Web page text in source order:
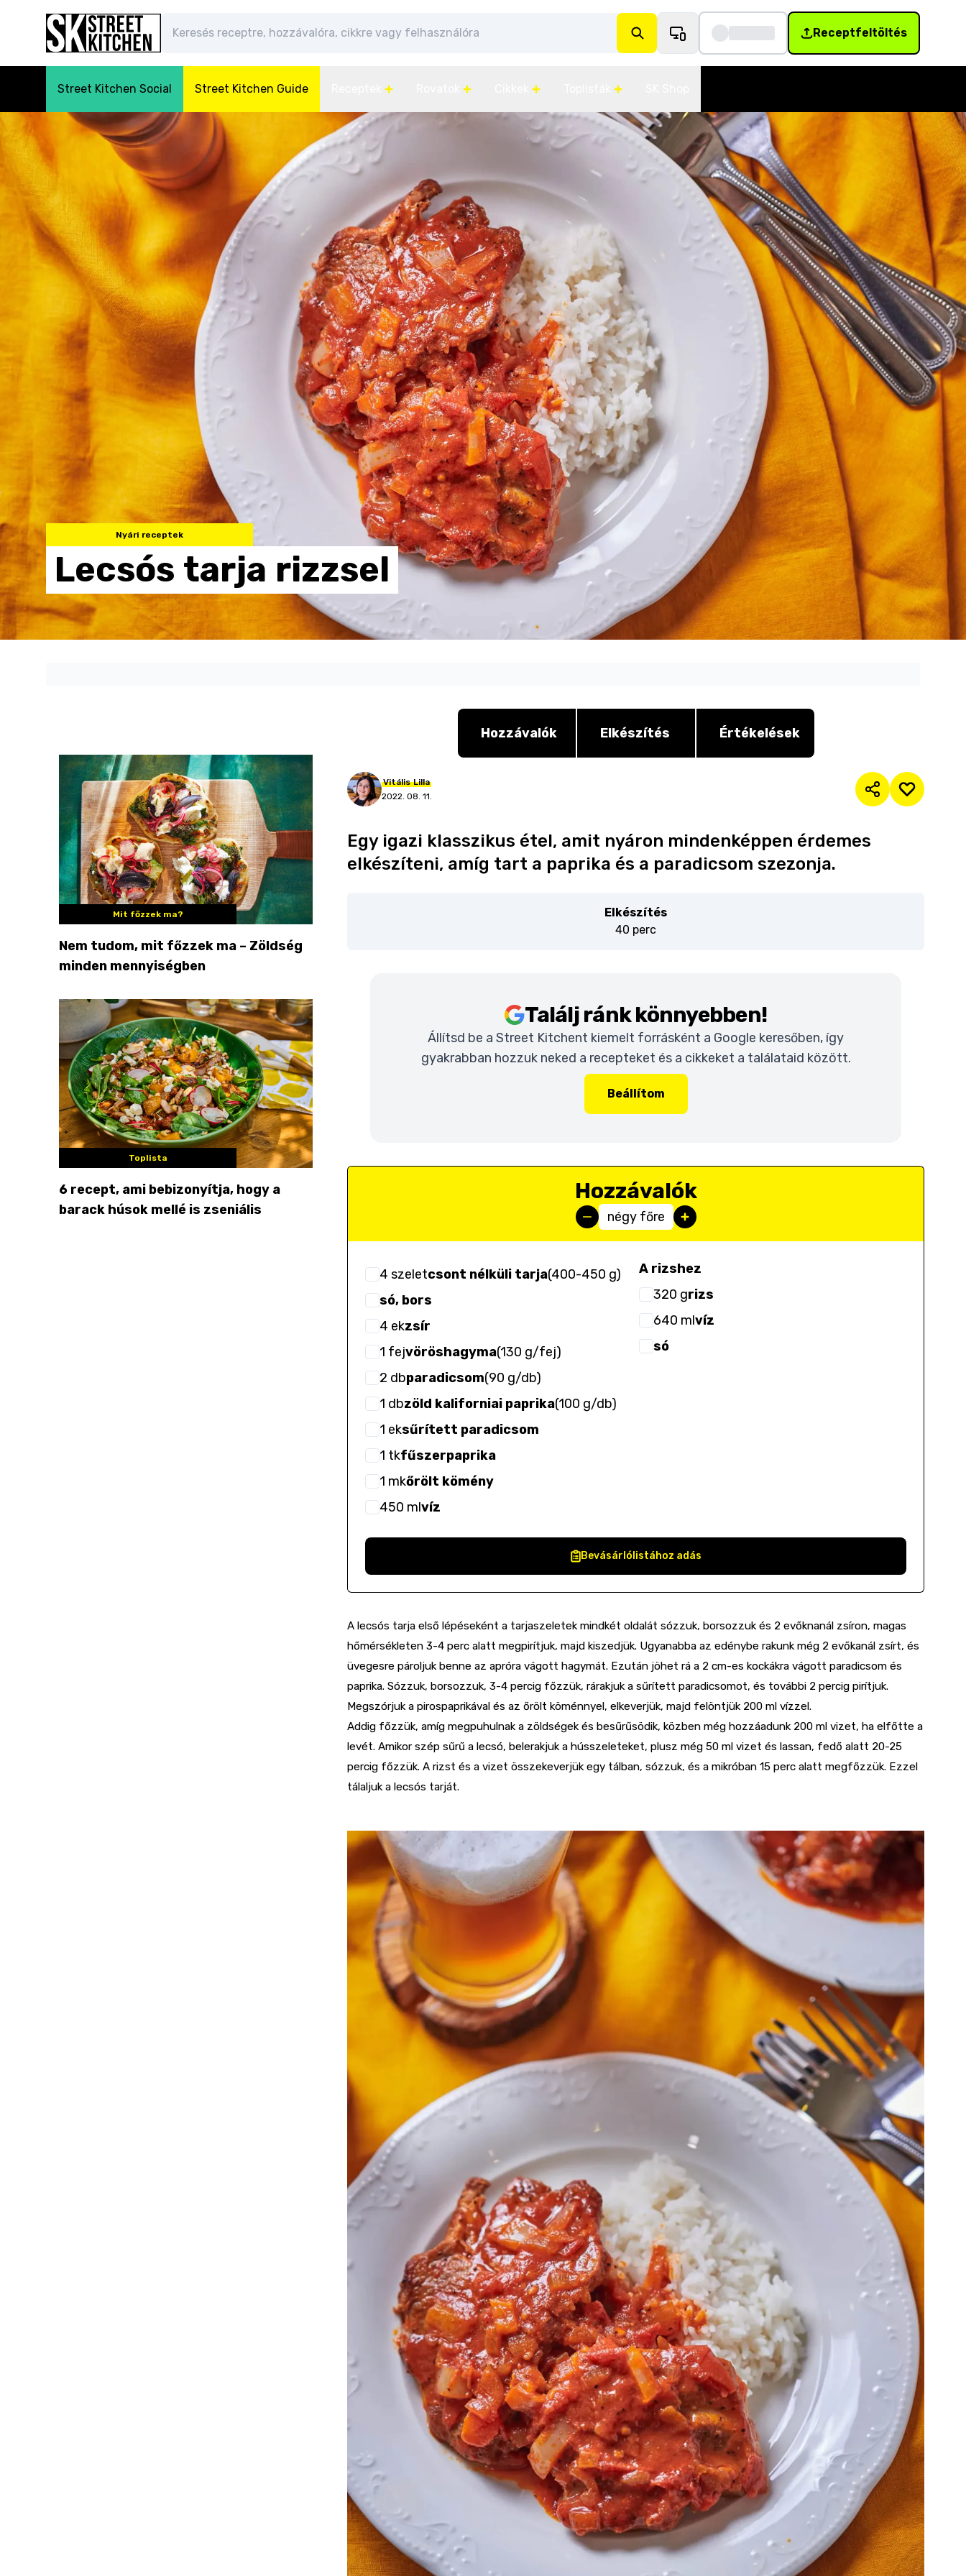
Receptfeltöltés
Street Kitchen Social Street Kitchen Guide
Nyári receptek
Lecsós tarja rizzsel
Mit főzzek ma?
Nem tudom, mit főzzek ma – Zöldség
minden mennyiségben
Toplista
6 recept, ami bebizonyítja, hogy a
barack húsok mellé is zseniális
Hozzávalók Elkészítés Értékelések
Vitális Lilla
2022. 08. 11.
Egy igazi klasszikus étel, amit nyáron mindenképpen érdemes
elkészíteni, amíg tart a paprika és a paradicsom szezonja.
Elkészítés
40 perc
Találj ránk könnyebben!
Állítsd be a Street Kitchent kiemelt forrásként a Google keresőben, így
gyakrabban hozzuk neked a recepteket és a cikkeket a találataid között.
Beállítom
Hozzávalók
négy főre
4 szeletcsont nélküli tarja(400-450 g)
só, bors
4 ekzsír
1 fejvöröshagyma(130 g/fej)
2 dbparadicsom(90 g/db)
1 dbzöld kaliforniai paprika(100 g/db)
1 eksűrített paradicsom
1 tkfűszerpaprika
1 mkőrölt kömény
450 mlvíz
A rizshez
320 grizs
640 mlvíz
só
Bevásárlólistához adás
A lecsós tarja első lépéseként a tarjaszeletek mindkét oldalát sózzuk, borsozzuk és 2 evőknanál zsíron, magas
hőmérsékleten 3-4 perc alatt megpirítjuk, majd kiszedjük. Ugyanabba az edénybe rakunk még 2 evőkanál zsírt, és
üvegesre pároljuk benne az apróra vágott hagymát. Ezután jöhet rá a 2 cm-es kockákra vágott paradicsom és
paprika. Sózzuk, borsozzuk, 3-4 percig főzzük, rárakjuk a sűrített paradicsomot, és további 2 percig pirítjuk.
Megszórjuk a pirospaprikával és az őrölt köménnyel, elkeverjük, majd felöntjük 200 ml vízzel.
Addig főzzük, amíg megpuhulnak a zöldségek és besűrűsödik, közben még hozzáadunk 200 ml vizet, ha elfőtte a
levét. Amikor szép sűrű a lecsó, belerakjuk a hússzeleteket, plusz még 50 ml vizet és lassan, fedő alatt 20-25
percig főzzük. A rizst és a vizet összekeverjük egy tálban, sózzuk, és a mikróban 15 perc alatt megfőzzük. Ezzel
tálaljuk a lecsós tarját.